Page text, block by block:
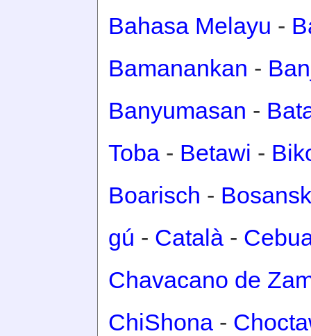
Bahasa Melayu -
Bamanankan -
Banyumasan -
Toba - Betawi -
Boarisch -
gú - Català -
Chavacano de
ChiShona -